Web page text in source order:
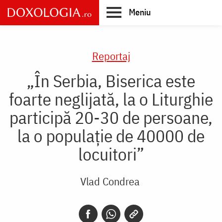
Skip
to
main
Meniu
Reportaj
„În Serbia, Biserica este
foarte neglijată, la o Liturghie
participă 20-30 de persoane,
la o populație de 40000 de
locuitori”
Vlad Condrea